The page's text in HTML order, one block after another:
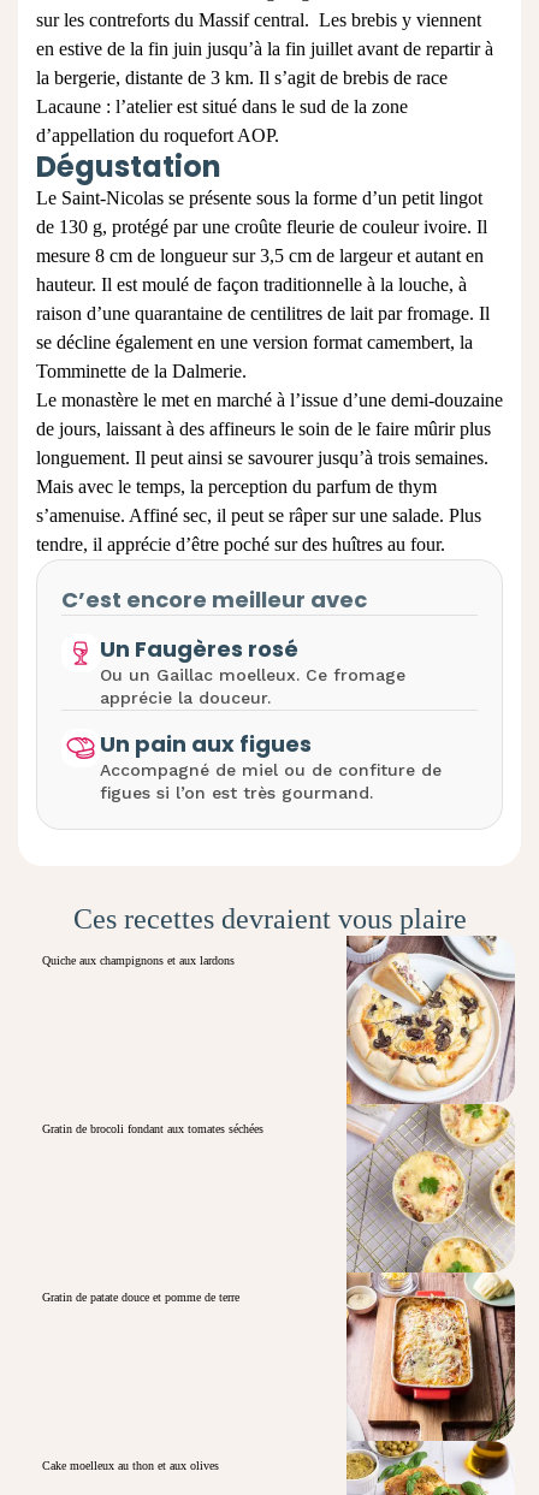
sur les contreforts du Massif central. Les brebis y viennent
en estive de la fin juin jusqu’à la fin juillet avant de repartir à
la bergerie, distante de 3 km. Il s’agit de brebis de race
Lacaune : l’atelier est situé dans le sud de la zone
d’appellation du roquefort AOP.
Dégustation
Le Saint-Nicolas se présente sous la forme d’un petit lingot
de 130 g, protégé par une croûte fleurie de couleur ivoire. Il
mesure 8 cm de longueur sur 3,5 cm de largeur et autant en
hauteur. Il est moulé de façon traditionnelle à la louche, à
raison d’une quarantaine de centilitres de lait par fromage. Il
se décline également en une version format camembert, la
Tomminette de la Dalmerie.
Le monastère le met en marché à l’issue d’une demi-douzaine
de jours, laissant à des affineurs le soin de le faire mûrir plus
longuement. Il peut ainsi se savourer jusqu’à trois semaines.
Mais avec le temps, la perception du parfum de thym
s’amenuise. Affiné sec, il peut se râper sur une salade. Plus
tendre, il apprécie d’être poché sur des huîtres au four.
C’est encore meilleur avec
Un Faugères rosé
Ou un Gaillac moelleux. Ce fromage
apprécie la douceur.
Un pain aux figues
Accompagné de miel ou de confiture de
figues si l’on est très gourmand.
Ces recettes devraient vous plaire
Quiche aux champignons et aux lardons
Gratin de brocoli fondant aux tomates séchées
Gratin de patate douce et pomme de terre
Cake moelleux au thon et aux olives